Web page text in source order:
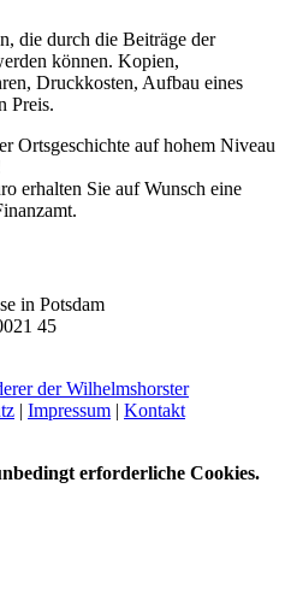
die durch die Beiträge der
können. Kopien,
Druckkosten, Aufbau eines
Preis.
Ortsgeschichte auf hohem Niveau
erhalten Sie auf Wunsch eine
in Potsdam
45
der Wilhelmshorster
Impressum
Kontakt
erforderliche Cookies.